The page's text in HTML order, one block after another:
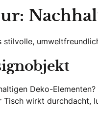
stilvolle,
Deko-
wirkt durchdacht,